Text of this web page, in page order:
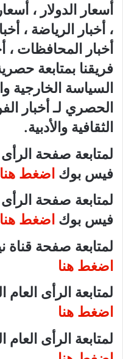
أسعار الدولار ،
، أخبار الرياضة ،
أخبار المحافظات ،
فريقنا بمتابعة
السياسة الخارجية
الحصري لـ أخبار
الثقافية والأدبية.
لمتابعة صفحة
فيس بوك اضغط هنا
لمتابعة صفحة
فيس بوك اضغط هنا
لمتابعة صفحة
اضغط هنا
لمتابعة الرأى
اضغط هنا
لمتابعة الرأى